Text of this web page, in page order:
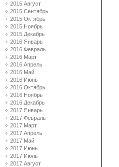
2015 Август
2015 Сентябрь
2015 Октябрь
2015 Ноябрь
2015 Декабрь
2016 Январь
2016 Февраль
2016 Март
2016 Апрель
2016 Май
2016 Июнь
2016 Октябрь
2016 Ноябрь
2016 Декабрь
2017 Январь
2017 Февраль
2017 Март
2017 Апрель
2017 Май
2017 Июнь
2017 Июль
2017 Август